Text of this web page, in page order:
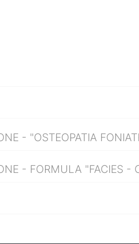
- "OSTEOPATIA
- FORMULA "FACIES -